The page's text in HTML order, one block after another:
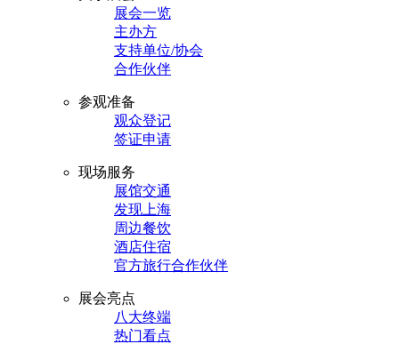
展会一览
主办方
支持单位/协会
合作伙伴
参观准备
观众登记
签证申请
现场服务
展馆交通
发现上海
周边餐饮
酒店住宿
官方旅行合作伙伴
展会亮点
八大终端
热门看点